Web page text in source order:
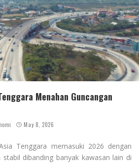
Menahan Guncangan
May 8, 2026
Tenggara memasuki 2026 dengan
dibanding banyak kawasan lain di